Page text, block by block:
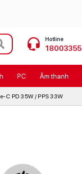
Z8 Series
Apple
Hotline
18003355
PC Âm thanh
C PD 35W / PPS 33W